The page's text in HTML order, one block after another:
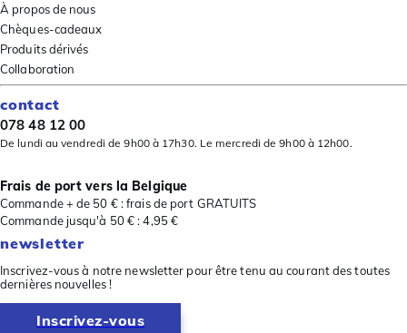
À propos de nous
Chèques-cadeaux
Produits dérivés
Collaboration
contact
078 48 12 00
De lundi au vendredi de 9h00 à 17h30. Le mercredi de 9h00 à 12h00.
Frais de port vers la Belgique
Commande + de 50 € : frais de port GRATUITS
Commande jusqu'à 50 € : 4,95 €
newsletter
Inscrivez-vous à notre newsletter pour être tenu au courant des toutes
dernières nouvelles !
Inscrivez-vous